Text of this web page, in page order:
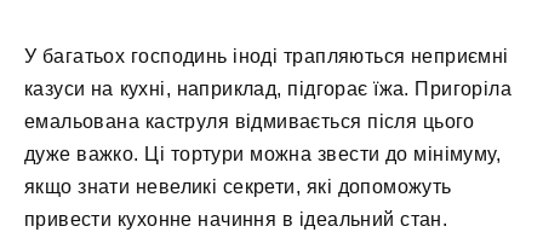
У багатьох господинь іноді трапляються неприємні
казуси на кухні, наприклад, підгорає їжа. Пригоріла
емальована каструля відмивається після цього
дуже важко. Ці тортури можна звести до мінімуму,
якщо знати невеликі секрети, які допоможуть
привести кухонне начиння в ідеальний стан.